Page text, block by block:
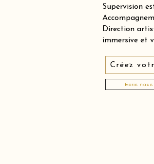
Supervision
Direction
immersive et
Créez
Ecris